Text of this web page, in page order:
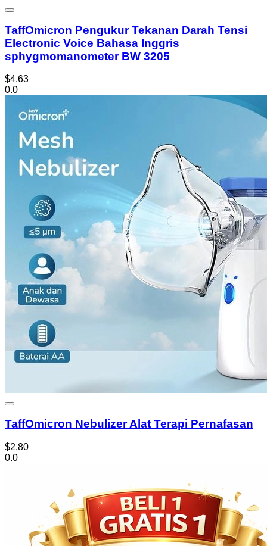
TaffOmicron Pengukur Tekanan Darah Tensi
Electronic Voice Bahasa Inggris
sphygmomanometer BW 3205
$4.63
0.0
TaffOmicron Nebulizer Alat Terapi Pernafasan
$2.80
0.0